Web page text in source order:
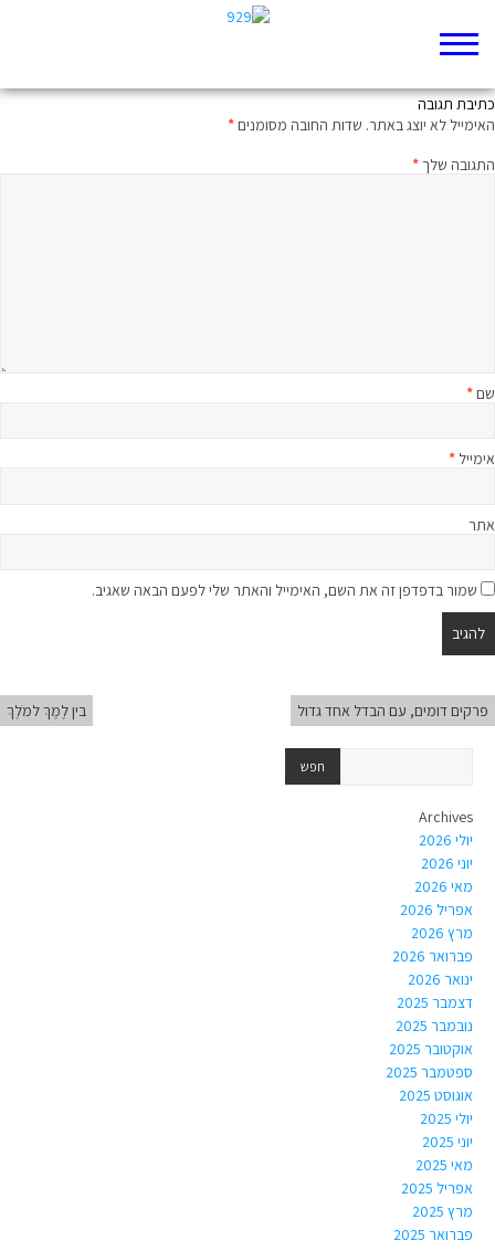
כתיבת תגובה
האימייל לא יוצג באתר. שדות החובה מסומנים*
התגובה שלך*
שם*
אימייל *
אתר
שמור בדפדפן זה את השם, האימייל והאתר שלי לפעם הבאה שאגיב.
פרקים דומים, עם הבדל אחד גדול בין לֶמֶךְ למֹלֶךְ
Archives
יולי 2026
יוני 2026
מאי 2026
אפריל 2026
מרץ 2026
פברואר 2026
ינואר 2026
דצמבר 2025
נובמבר 2025
אוקטובר 2025
ספטמבר 2025
אוגוסט 2025
יולי 2025
יוני 2025
מאי 2025
אפריל 2025
מרץ 2025
פברואר 2025